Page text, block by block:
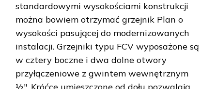
standardowymi wysokościami konstrukcji
można bowiem otrzymać grzejnik Plan o
wysokości pasującej do modernizowanych
instalacji. Grzejniki typu FCV wyposażone są
w cztery boczne i dwa dolne otwory
przyłączeniowe z gwintem wewnętrznym